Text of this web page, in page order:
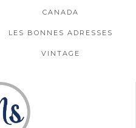
CANADA
LES BONNES ADRESSES
VINTAGE